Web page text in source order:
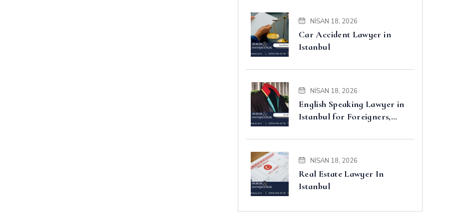
NISAN 18, 2026
Car Accident Lawyer in
Istanbul
NISAN 18, 2026
English Speaking Lawyer in
Istanbul for Foreigners,
Disputes
NISAN 18, 2026
Real Estate Lawyer In
Istanbul